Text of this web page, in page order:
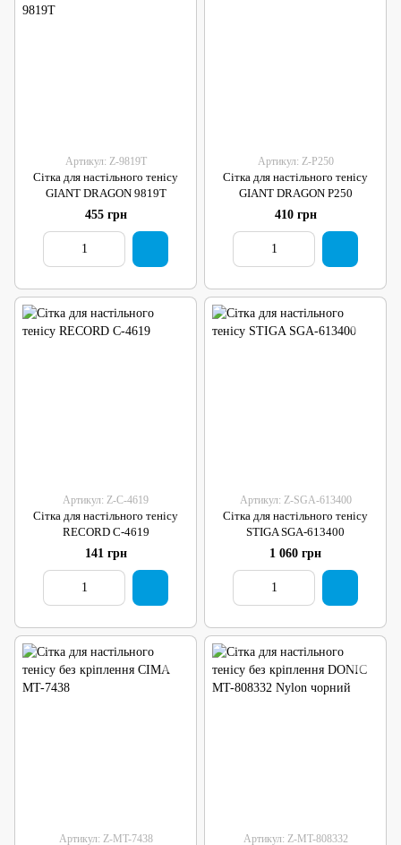
Артикул: Z-9819T
Сітка для настільного тенісу
GIANT DRAGON 9819T
455 грн
Артикул: Z-P250
Сітка для настільного тенісу
GIANT DRAGON P250
410 грн
Артикул: Z-C-4619
Сітка для настільного тенісу
RECORD C-4619
141 грн
Артикул: Z-SGA-613400
Сітка для настільного тенісу
STIGA SGA-613400
1 060 грн
Артикул: Z-MT-7438 Артикул: Z-MT-808332